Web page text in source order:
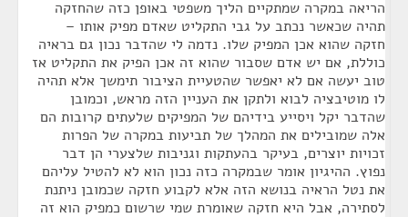
הריאה במקרה שמתקיים הליך משפטי באופן כזה שהחזקה
תהיה שכאשר נכתב על גבי התקליט שאדם מפיק אותו –
חזקה שהוא אכן המפיק שלו. נדמה לי שהדבר נכון גם בראיה
כוללת, אם יש אדם שסבור שהוא זה אכן הפיק את התקליט אז
טוב יעשה אם לא יאפשר שהטעיית הציבור תימשך אלא תהיה
לו מוטיבציה לבוא ולתקן את העניין הזה מראש, וכמובן
שהדבר יקל ויסייע בידיהם של המפיקים שלעתים קרובות הם
אלה שמובילים את המהלך של תביעות במקרה של הפרות
זכויות יוצרים, בעיקר בהעתקות וגניבות שלצערי הן דבר
נפוץ. ההיגיון אומר שבמקרה כזה נכון הוא לא להטיל עליהם
את נטל הראיה בנושא הזה אלא לקבוע חזקה שכמובן ניתנת
לסתירה, אבל היא חזקה שאומרת שמי שרשום כמפיק הוא זה